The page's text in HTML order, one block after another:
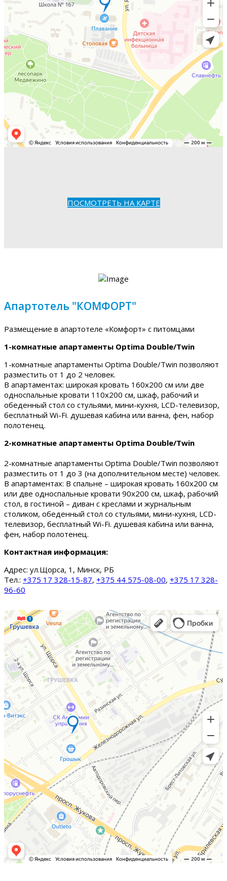
ПОСМОТРЕТЬ НА КАРТЕ
Апартотель "КОМФОРТ"
Размещение в апартотеле «Комфорт» с питомцами
1-комнатные апартаменты Optima Double/Twin
1-комнатные апартаменты Optima Double/Twin позволяют
разместить от 1 до 2 человек.
В апартаментах: широкая кровать 160х200 см или две
односпальные кровати 110х200 см, шкаф, рабочий и
обеденный стол со стульями, мини-кухня, LCD-телевизор,
бесплатный Wi-Fi. душевая кабина или ванна, фен, набор
полотенец.
2-комнатные апартаменты Optima Double/Twin
2-комнатные апартаменты Optima Double/Twin позволяют
разместить от 1 до 3 (на дополнительном месте) человек.
В апартаментах: В спальне – широкая кровать 160х200 см
или две односпальные кровати 90х200 см, шкаф, рабочий
стол, в гостиной – диван с креслами и журнальным
столиком, обеденный стол со стульями, мини-кухня, LCD-
телевизор, бесплатный Wi-Fi. душевая кабина или ванна,
фен, набор полотенец.
Контактная информация:
Адрес: ул.Щорса, 1, Минск, РБ
Тел.: +375 17 328-15-87, +375 44 575-08-00, +375 17 328-
96-60